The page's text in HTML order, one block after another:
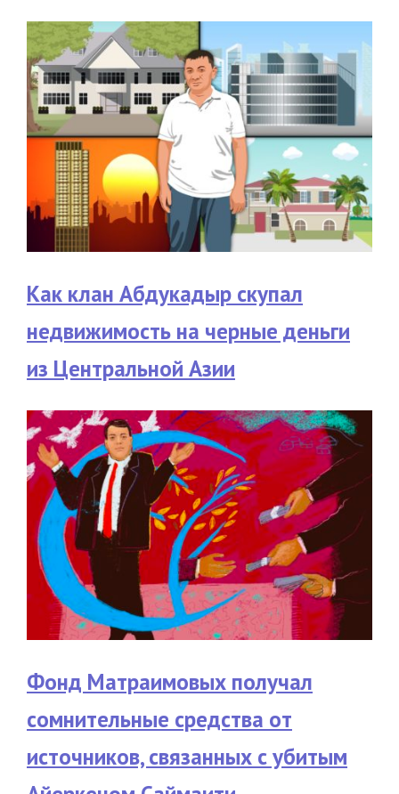
Как клан Абдукадыр скупал
недвижимость на черные деньги
из Центральной Азии
Фонд Матраимовых получал
сомнительные средства от
источников, связанных с убитым